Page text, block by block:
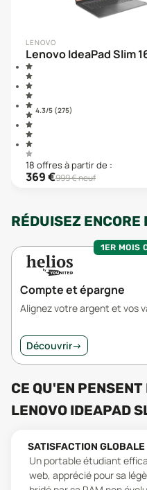
LENOVO
Lenovo IdeaPad Slim
4.3/5 (275)
18 offresà partir de :
369€999€ neuf
RÉDUISEZ
1ER MOIS
Compte et épargne
Alignez votre argent et vos
Découvrir→
CE QU'EN
LENOVO IDEAPAD
SATISFACTION GLOBALE
Un portable étudiant
web, apprécié pour sa